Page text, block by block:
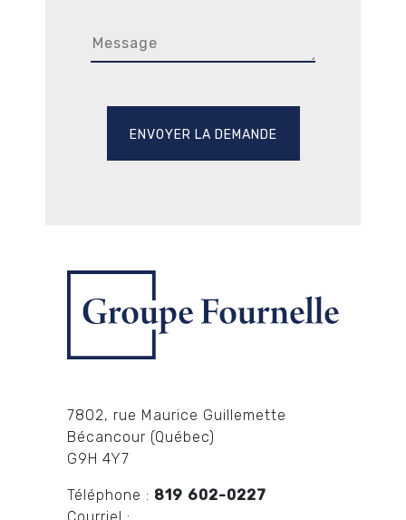
7802, rue Maurice Guillemette
Bécancour (Québec)
G9H 4Y7
Téléphone : 819 602-0227
Courriel :